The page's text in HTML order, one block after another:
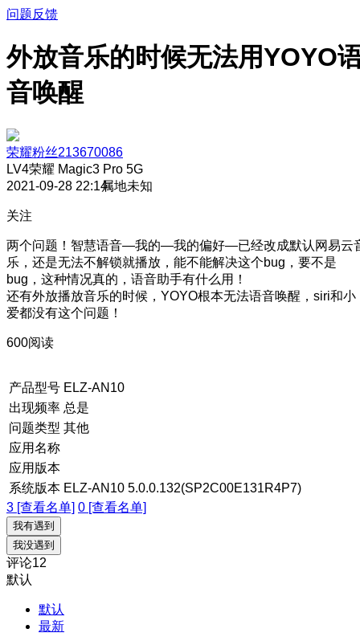
问题反馈
外放音乐的时候无法用YOYO
音唤醒
荣耀粉丝213670086
LV4荣耀 Magic3 Pro 5G
2021-09-28 22:14属地未知
关注
两个问题！智慧语音—我的—我的偏好—已经改成默认网易云
乐，还是无法不解锁就播放，能不能解决这个bug，要不是
bug，这种情况真的，语音助手有什么用！
还有外放播放音乐的时候，YOYO根本无法语音唤醒，siri和小
爱都没有这个问题！
600阅读
产品型号 ELZ-AN10
出现频率 总是
问题类型 其他
应用名称
应用版本
系统版本 ELZ-AN10 5.0.0.132(SP2C00E131R4P7)
3 [查看名单] 0 [查看名单]
我有遇到
我没遇到
评论12
默认
默认
最新